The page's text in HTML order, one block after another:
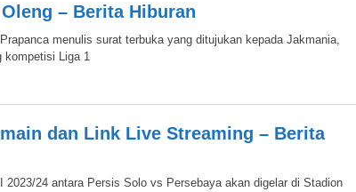
– Berita Hiburan
menulis surat terbuka yang ditujukan kepada Jakmania,
kompetisi Liga 1
dan Link Live Streaming – Berita
2023/24 antara Persis Solo vs Persebaya akan digelar di Stadion